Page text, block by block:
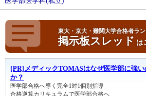
東大・京大・難関大学合格者ラ
掲示板スレッド は